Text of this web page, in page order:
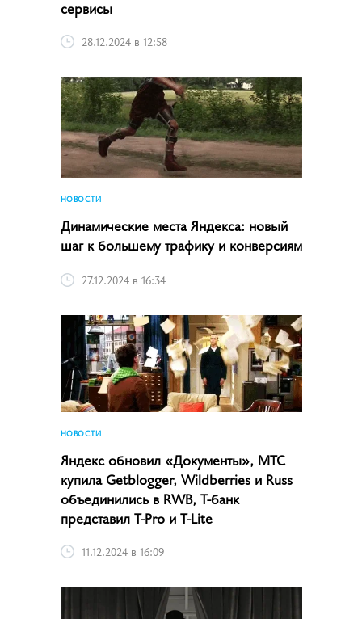
сервисы
28.12.2024 в 12:58
НОВОСТИ
Динамические места Яндекса: новый
шаг к большему трафику и конверсиям
27.12.2024 в 16:34
НОВОСТИ
Яндекс обновил «Документы», МТС
купила Getblogger, Wildberries и Russ
объединились в RWB, Т-банк
представил T-Pro и T-Lite
11.12.2024 в 16:09